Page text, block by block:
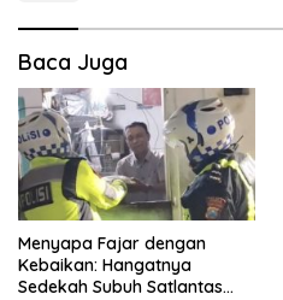
Baca Juga
Menyapa Fajar dengan
Kebaikan: Hangatnya
Sedekah Subuh Satlantas